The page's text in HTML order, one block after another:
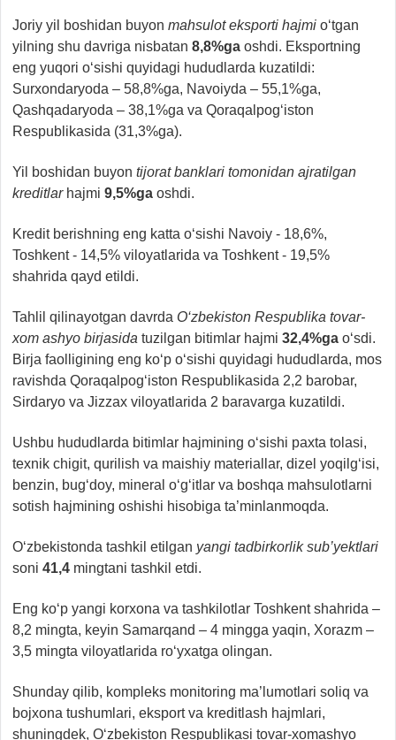
Joriy yil boshidan buyon mahsulot eksporti hajmi o‘tgan
yilning shu davriga nisbatan 8,8%ga oshdi. Eksportning
eng yuqori o‘sishi quyidagi hududlarda kuzatildi:
Surxondaryoda – 58,8%ga, Navoiyda – 55,1%ga,
Qashqadaryoda – 38,1%ga va Qoraqalpog‘iston
Respublikasida (31,3%ga).
Yil boshidan buyon tijorat banklari tomonidan ajratilgan
kreditlarhajmi 9,5%ga oshdi.
Kredit berishning eng katta o‘sishi Navoiy - 18,6%,
Toshkent - 14,5% viloyatlarida va Toshkent - 19,5%
shahrida qayd etildi.
Tahlil qilinayotgan davrda O‘zbekiston Respublika tovar-
xom ashyo birjasida tuzilgan bitimlar hajmi 32,4%ga o‘sdi.
Birja faolligining eng ko‘p o‘sishi quyidagi hududlarda, mos
ravishda Qoraqalpog‘iston Respublikasida 2,2 barobar,
Sirdaryo va Jizzax viloyatlarida 2 baravarga kuzatildi.
Ushbu hududlarda bitimlar hajmining o‘sishi paxta tolasi,
texnik chigit, qurilish va maishiy materiallar, dizel yoqilg‘isi,
benzin, bug‘doy, mineral o‘g‘itlar va boshqa mahsulotlarni
sotish hajmining oshishi hisobiga ta’minlanmoqda.
O‘zbekistonda tashkil etilgan yangi tadbirkorlik sub’yektlari
soni 41,4 mingtani tashkil etdi.
Eng ko‘p yangi korxona va tashkilotlar Toshkent shahrida –
8,2 mingta, keyin Samarqand – 4 mingga yaqin, Xorazm –
3,5 mingta viloyatlarida ro‘yxatga olingan.
Shunday qilib, kompleks monitoring ma’lumotlari soliq va
bojxona tushumlari, eksport va kreditlash hajmlari,
shuningdek, O‘zbekiston Respublikasi tovar-xomashyo